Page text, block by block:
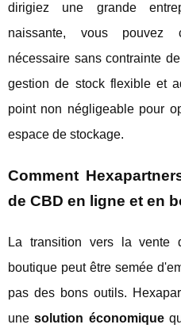
dirigiez une grande
naissante, vous pouvez
nécessaire sans contrainte
gestion de stock flexible et
point non négligeable pour
espace de stockage.
Comment
de CBD en ligne et en
La transition vers la
boutique peut être semée
pas des bons outils.
unesolution économique